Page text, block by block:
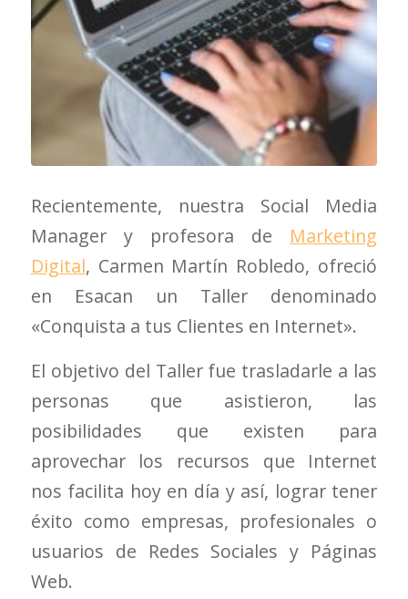
Recientemente, nuestra Social Media
Manager y profesora de Marketing
Digital, Carmen Martín Robledo, ofreció
en Esacan un Taller denominado
«Conquista a tus Clientes en Internet».
El objetivo del Taller fue trasladarle a las
personas que asistieron, las
posibilidades que existen para
aprovechar los recursos que Internet
nos facilita hoy en día y así, lograr tener
éxito como empresas, profesionales o
usuarios de Redes Sociales y Páginas
Web.